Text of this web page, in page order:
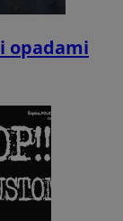
opadami